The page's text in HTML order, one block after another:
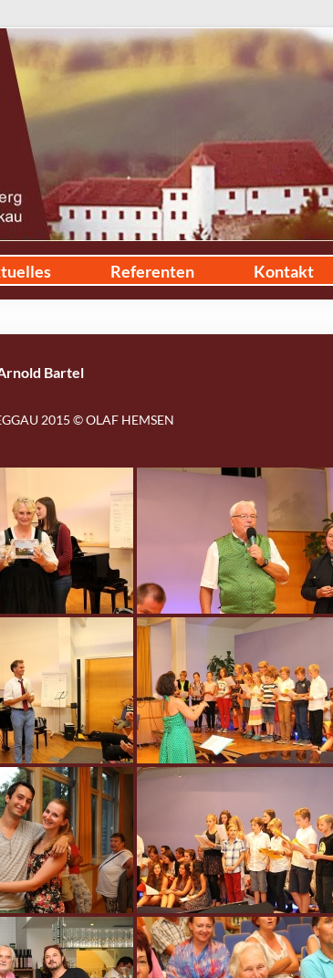
Referenten Kontakt
Bartel
2015 © OLAF HEMSEN